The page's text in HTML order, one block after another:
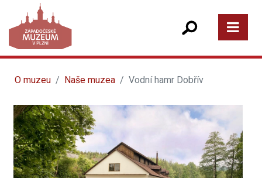
O muzeu Naše muzea Vodní hamr Dobřív